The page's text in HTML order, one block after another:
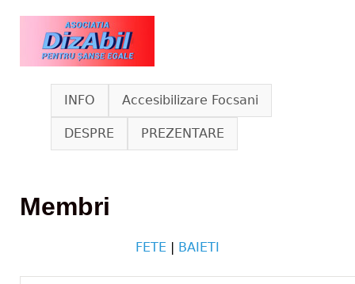
Skip to main content
www.dizabil.eu
INFO Accesibilizare Focsani
DESPRE PREZENTARE
Membri
FETE | BAIETI